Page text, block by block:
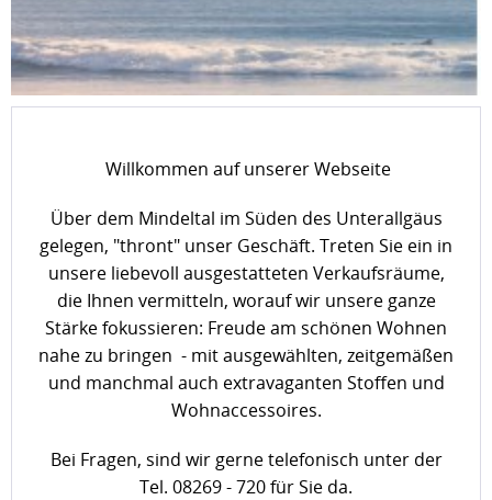
Willkommen auf unserer Webseite
Über dem Mindeltal im Süden des Unterallgäus
gelegen, "thront" unser Geschäft. Treten Sie ein in
unsere liebevoll ausgestatteten Verkaufsräume,
die Ihnen vermitteln, worauf wir unsere ganze
Stärke fokussieren: Freude am schönen Wohnen
nahe zu bringen - mit ausgewählten, zeitgemäßen
und manchmal auch extravaganten Stoffen und
Wohnaccessoires.
Bei Fragen, sind wir gerne telefonisch unter der
Tel. 08269 - 720 für Sie da.